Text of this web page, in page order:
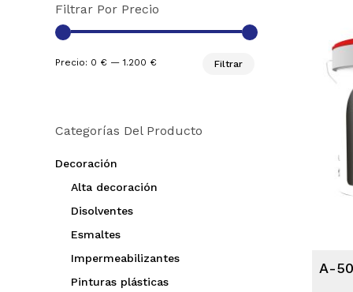
Filtrar Por Precio
Filtrar
Precio: 0 € —1.200 €
Categorías Del Producto
Decoración
Alta decoración
Disolventes
Esmaltes
Impermeabilizantes
Pinturas plásticas
A-